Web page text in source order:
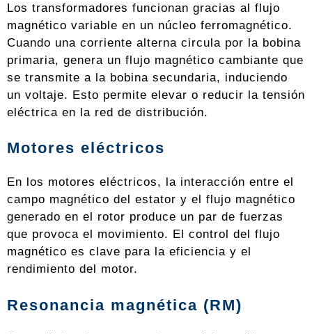
Los transformadores funcionan gracias al flujo
magnético variable en un núcleo ferromagnético.
Cuando una corriente alterna circula por la bobina
primaria, genera un flujo magnético cambiante que
se transmite a la bobina secundaria, induciendo
un voltaje. Esto permite elevar o reducir la tensión
eléctrica en la red de distribución.
Motores eléctricos
En los motores eléctricos, la interacción entre el
campo magnético del estator y el flujo magnético
generado en el rotor produce un par de fuerzas
que provoca el movimiento. El control del flujo
magnético es clave para la eficiencia y el
rendimiento del motor.
Resonancia magnética (RM)